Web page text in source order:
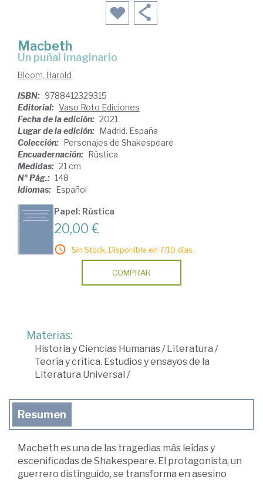
Macbeth
un puñal imaginario
Bloom, Harold
ISBN: 9788412329315
Editorial: Vaso Roto Ediciones
Fecha de la edición: 2021
Lugar de la edición: Madrid. España
Colección: Personajes de Shakespeare
Encuadernación: Rústica
Medidas: 21 cm
Nº Pág.: 148
Idiomas: Español
Papel: Rústica
20,00 €
Sin Stock. Disponible en 7/10 días.
COMPRAR
Materias:
Historia y Ciencias Humanas/Literatura /
Teoría y crítica. Estudios y ensayos de la
Literatura Universal /
Resumen
Macbeth es una de las tragedias más leídas y
escenificadas de Shakespeare. El protagonista, un
guerrero distinguido, se transforma en asesino